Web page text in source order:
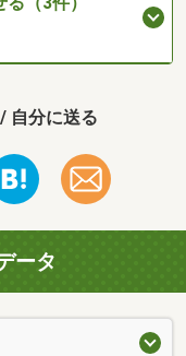
自分に送る
ータ